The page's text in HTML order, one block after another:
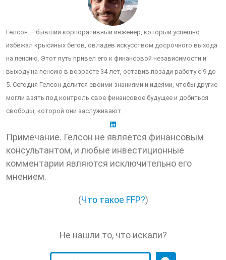
Гелсон — бывший корпоративный инженер, который успешно
избежал крысиных бегов, овладев искусством досрочного выхода
на пенсию. Этот путь привел его к финансовой независимости и
выходу на пенсию в возрасте 34 лет, оставив позади работу с 9 до
5. Сегодня Гелсон делится своими знаниями и идеями, чтобы другие
могли взять под контроль свое финансовое будущее и добиться
свободы, которой они заслуживают.
Примечание. Гелсон не является финансовым
консультантом, и любые инвестиционные
комментарии являются исключительно его
мнением.
(Что такое FFP?)
Не нашли то, что искали?